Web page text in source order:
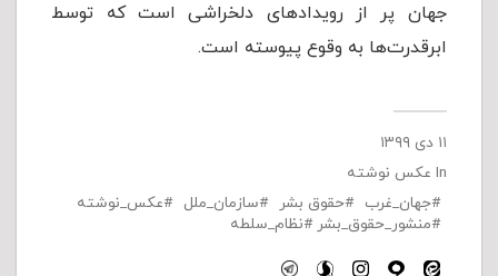
جهان پر از رویدادهای دلخراشی است که توسط
ابرقدرت‌ها به وقوع پیوسته است.
۱۱ دی ۱۳۹۹
In عکس نوشته
جهان_غرب
حقوق بشر سازمان_ملل
عکس_نوشته
منشور_حقوق_بشر
نظام_سلطه